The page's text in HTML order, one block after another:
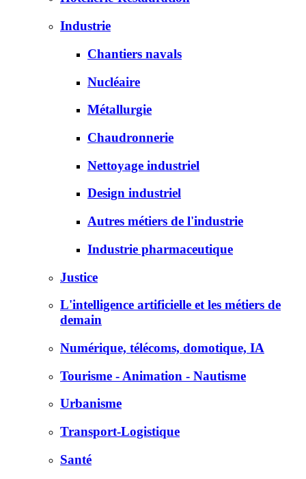
Industrie
Chantiers navals
Nucléaire
Métallurgie
Chaudronnerie
Nettoyage industriel
Design industriel
Autres métiers de l'industrie
Industrie pharmaceutique
Justice
L'intelligence artificielle et les métiers de
demain
Numérique, télécoms, domotique, IA
Tourisme - Animation - Nautisme
Urbanisme
Transport-Logistique
Santé